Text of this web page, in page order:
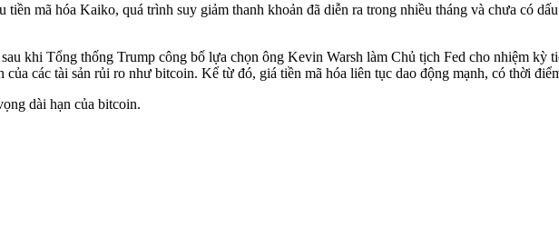
mã hóa Kaiko, quá trình suy giảm thanh khoản đã diễn ra trong nhiều tháng và chưa có
khi Tổng thống Trump công bố lựa chọn ông Kevin Warsh làm Chủ tịch Fed cho nhiệm kỳ
của các tài sản rủi ro như bitcoin. Kể từ đó, giá tiền mã hóa liên tục dao động mạnh, có thời
dài hạn của bitcoin.